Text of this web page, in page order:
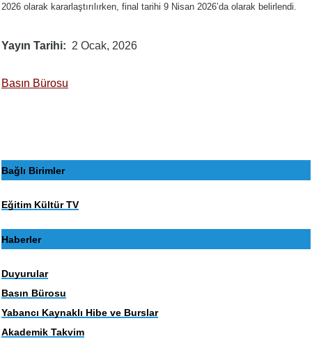
2026 olarak kararlaştırılırken, final tarihi 9 Nisan 2026’da olarak belirlendi.
Yayın Tarihi 2 Ocak, 2026
Basın Bürosu
Bağlı Birimler
Eğitim Kültür TV
Haberler
Duyurular
Basın Bürosu
Yabancı Kaynaklı Hibe ve Burslar
Akademik Takvim